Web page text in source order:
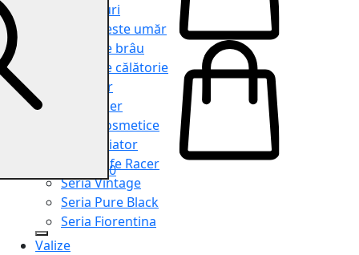
Rucsacuri
Genți peste umăr
Genți de brâu
Genți de călătorie
Shopper
Organiser
Truse cosmetice
Seria Aviator
Seria Cafe Racer
Seria Vintage
Seria Pure Black
Seria Fiorentina
Valize
0